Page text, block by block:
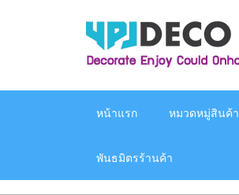
หน้าแรก หมวดหมู่สินค้า
พันธมิตรร้านค้า